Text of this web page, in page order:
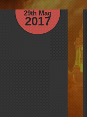
29th Mag
2017